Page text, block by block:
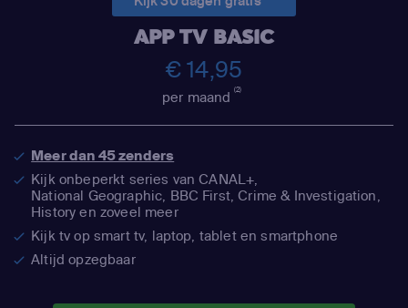
APP TV BASIC
€ 14,95
per maand(2)
Meer dan 45 zenders
Kijk onbeperkt series van CANAL+,
National Geographic, BBC First, Crime & Investigation,
History en zoveel meer
Kijk tv op smart tv, laptop, tablet en smartphone
Altijd opzegbaar